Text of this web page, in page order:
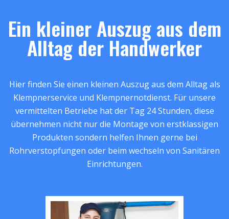
Ein kleiner Auszug aus dem
Alltag der Handwerker
Hier finden Sie einen kleinen Auszug aus dem Alltag als
Klempnerservice und Klempnernotdienst. Für unsere
vermittelten Betriebe hat der Tag 24 Stunden, diese
übernehmen nicht nur die Montage von erstklassigen
Produkten sondern helfen Ihnen gerne bei
Rohrverstopfungen oder beim wechseln von Sanitären
Einrichtungen.